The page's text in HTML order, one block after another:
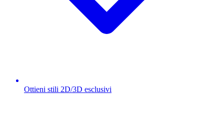
Ottieni stili 2D/3D esclusivi